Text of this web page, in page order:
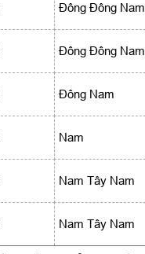
Đông Đông Nam
Đông Đông Nam
Đông Nam
Nam
Nam Tây Nam
Nam Tây Nam